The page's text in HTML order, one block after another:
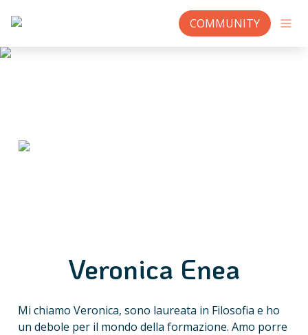
COMMUNITY
Veronica Enea
Mi chiamo Veronica, sono laureata in Filosofia e ho
un debole per il mondo della formazione. Amo porre